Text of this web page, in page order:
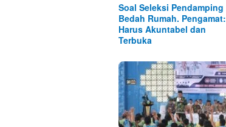
Soal Seleksi Pendamping
Bedah Rumah. Pengamat:
Harus Akuntabel dan
Terbuka